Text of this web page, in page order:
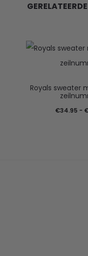
Royals sweater
€34.95 -